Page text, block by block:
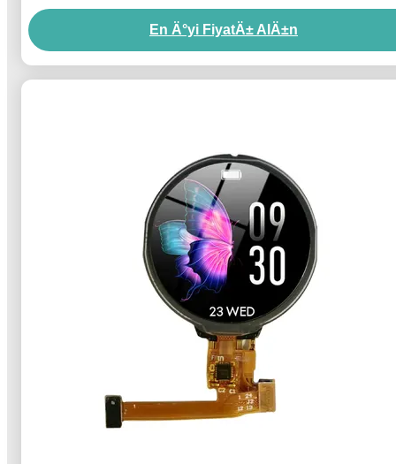
En Ä°yi FiyatÄ± AlÄ±n